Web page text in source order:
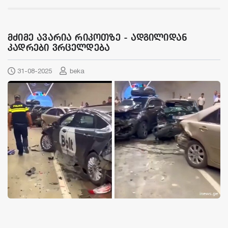
მძიმე ავარია რიკოთზე - ადგილიდან
კადრები ვრცელდება
31-08-2025 beka